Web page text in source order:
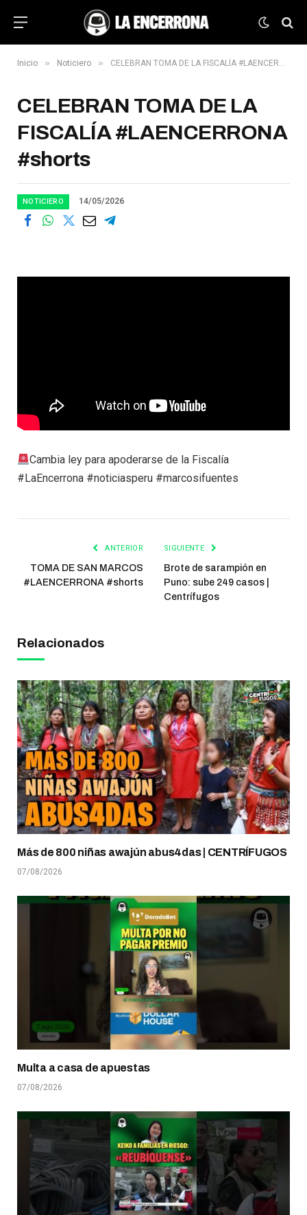
Inicio » Noticiero » CELEBRAN TOMA DE LA FISCALÍA #LAENCERRONA #shorts
CELEBRAN TOMA DE LA
FISCALÍA #LAENCERRONA
#shorts
NOTICIERO 14/05/2026
Cambia ley para apoderarse de la Fiscalía
#LaEncerrona #noticiasperu #marcosifuentes
ANTERIOR
TOMA DE SAN MARCOS
#LAENCERRONA #shorts
SIGUIENTE
Brote de sarampión en
Puno: sube 249 casos |
Centrífugos
Relacionados
Más de 800 niñas awajún abus4das | CENTRÍFUGOS
07/08/2026
Multa a casa de apuestas
07/08/2026